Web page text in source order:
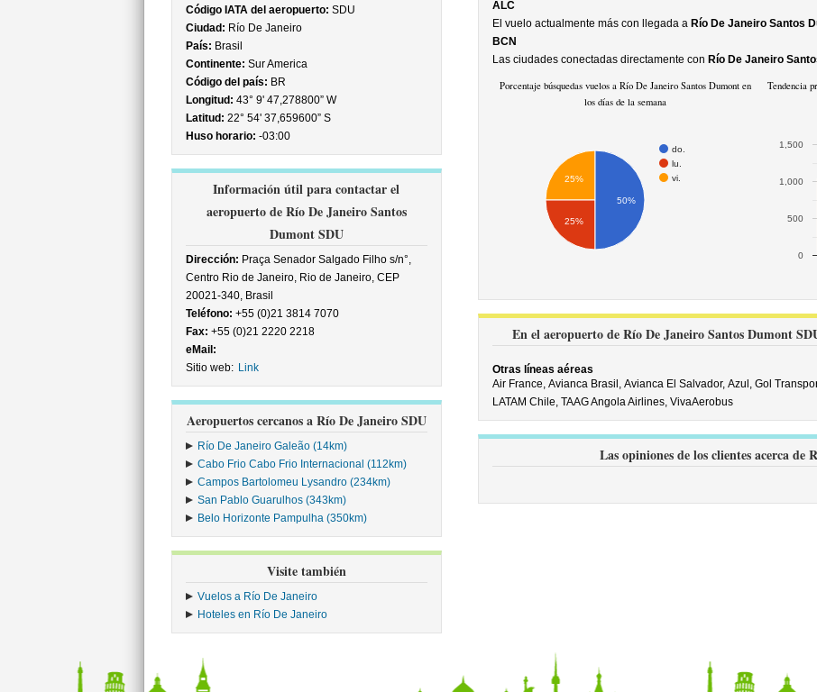
Código IATA del aeropuerto: SDU
Ciudad: Río De Janeiro
País: Brasil
Continente: Sur America
Código del país: BR
Longitud: 43° 9' 47,278800” W
Latitud: 22° 54' 37,659600” S
Huso horario: -03:00
Información útil para contactar el
aeropuerto de Río De Janeiro Santos
Dumont SDU
Dirección: Praça Senador Salgado Filho s/n°,
Centro Rio de Janeiro, Rio de Janeiro, CEP
20021-340, Brasil
Teléfono: +55 (0)21 3814 7070
Fax: +55 (0)21 2220 2218
eMail:
Sitio web: Link
Aeropuertos cercanos a Río De Janeiro SDU
Río De Janeiro Galeão (14km)
Cabo Frio Cabo Frio Internacional (112km)
Campos Bartolomeu Lysandro (234km)
San Pablo Guarulhos (343km)
Belo Horizonte Pampulha (350km)
Visite también
Vuelos a Río De Janeiro
Hoteles en Río De Janeiro
ALC
El vuelo actualmente más con llegada a Río De Janeiro Santos
BCN
Las ciudades conectadas directamente con Río De Janeiro
Porcentaje búsquedas vuelos a Río De Janeiro Santos Dumont en
los días de la semana
do.
lu.
vi.
25%
25%
50%
Tendencia
0
500
1,000
1,500
En el aeropuerto de Río De Janeiro Santos Dumont
Otras líneas aéreas
Air France, Avianca Brasil, Avianca El Salvador, Azul, Gol
LATAM Chile, TAAG Angola Airlines, VivaAerobus
Las opiniones de los clientes acerca de